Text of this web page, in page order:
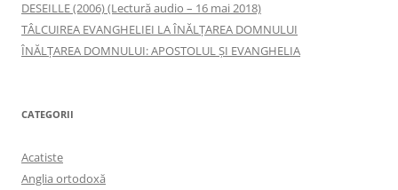
DESEILLE (2006) (Lectură audio – 16 mai 2018)
TÂLCUIREA EVANGHELIEI LA ÎNĂLŢAREA DOMNULUI
ÎNĂLŢAREA DOMNULUI: APOSTOLUL ȘI EVANGHELIA
CATEGORII
Acatiste
Anglia ortodoxă